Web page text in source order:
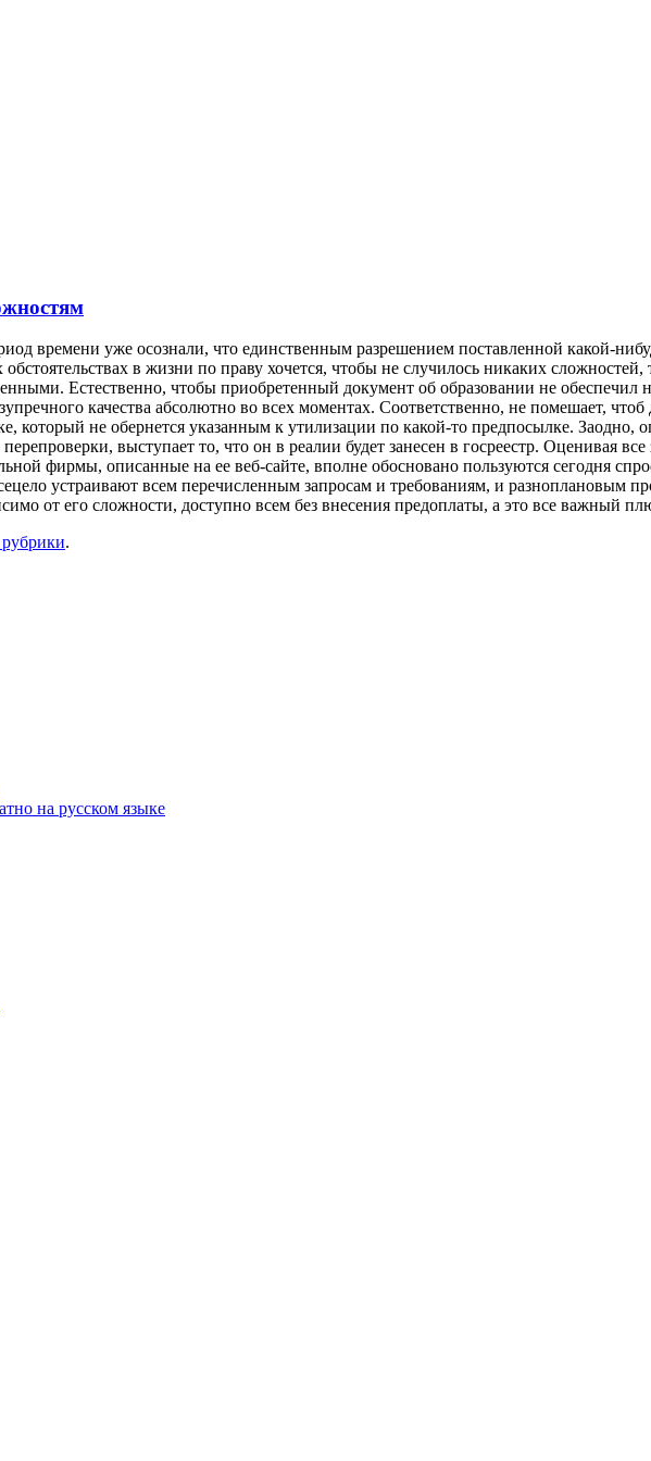
времени уже осознали, что единственным разрешением поставленной какой-
в жизни по праву хочется, чтобы не случилось никаких сложностей,
Естественно, чтобы приобретенный документ об образовании не обеспечил
качества абсолютно во всех моментах. Соответственно, не помешает,
не обернется указанным к утилизации по какой-то предпосылке. Заодно,
выступает то, что он в реалии будет занесен в госреестр. Оценивая
фирмы, описанные на ее веб-сайте, вполне обосновано пользуются сегодня
устраивают всем перечисленным запросам и требованиям, и разноплановым
от его сложности, доступно всем без внесения предоплаты, а это все важный
рубрики.
на русском языке